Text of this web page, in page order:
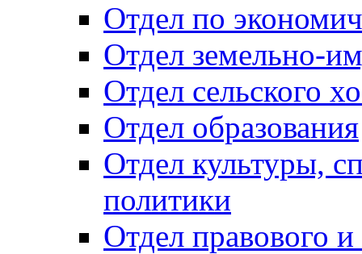
Отдел по
Отдел земельно-
Отдел сельского
Отдел образования
Отдел культуры,
политики
Отдел правового